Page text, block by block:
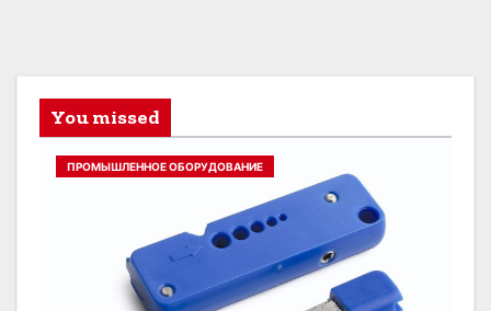
You missed
ПРОМЫШЛЕННОЕ ОБОРУДОВАНИЕ